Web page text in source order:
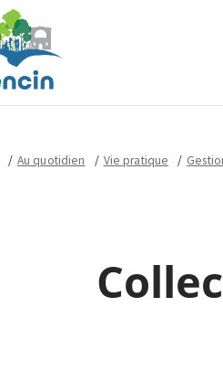
Au quotidien Vie pratique